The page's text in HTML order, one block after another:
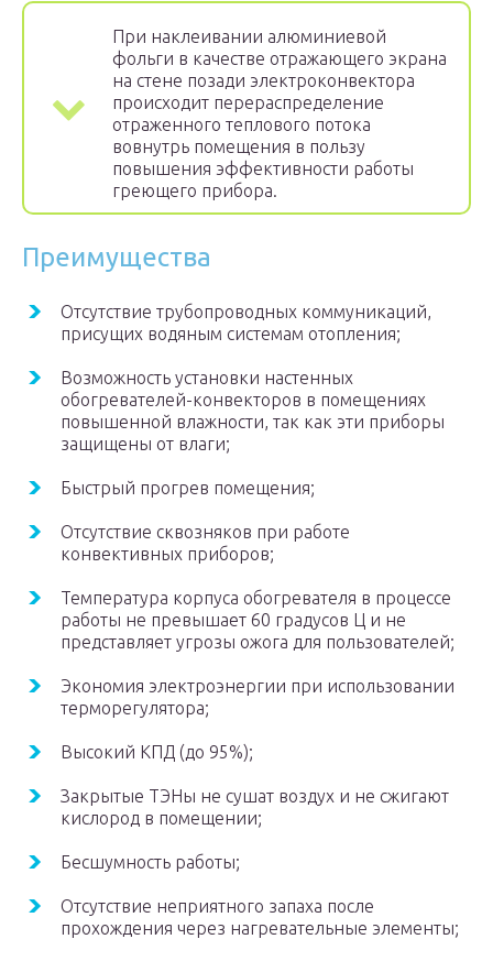
При наклеивании алюминиевой
фольги в качестве отражающего экрана
на стене позади электроконвектора
происходит перераспределение
отраженного теплового потока
вовнутрь помещения в пользу
повышения эффективности работы
греющего прибора.
Преимущества
Отсутствие трубопроводных коммуникаций,
присущих водяным системам отопления;
Возможность установки настенных
обогревателей-конвекторов в помещениях
повышенной влажности, так как эти приборы
защищены от влаги;
Быстрый прогрев помещения;
Отсутствие сквозняков при работе
конвективных приборов;
Температура корпуса обогревателя в процессе
работы не превышает 60 градусов Ц и не
представляет угрозы ожога для пользователей;
Экономия электроэнергии при использовании
терморегулятора;
Высокий КПД (до 95%);
Закрытые ТЭНы не сушат воздух и не сжигают
кислород в помещении;
Бесшумность работы;
Отсутствие неприятного запаха после
прохождения через нагревательные элементы;